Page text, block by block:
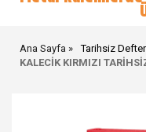
Ana Sayfa
Tarihsiz
KALECİK KIRMIZI